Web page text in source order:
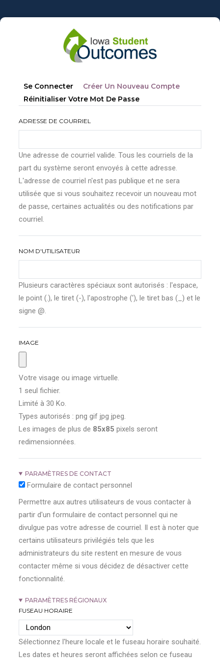
au
Onglets
principaux
Se Connecter Créer Un Nouveau Compte
Réinitialiser Votre Mot De Passe
ADRESSE DE COURRIEL
Une adresse de courriel valide. Tous les courriels de la
part du système seront envoyés à cette adresse.
L'adresse de courriel n'est pas publique et ne sera
utilisée que si vous souhaitez recevoir un nouveau mot
de passe, certaines actualités ou des notifications par
courriel.
NOM D'UTILISATEUR
Plusieurs caractères spéciaux sont autorisés : l'espace,
le point (.), le tiret (-), l'apostrophe ('), le tiret bas (_) et le
signe @.
IMAGE
Votre visage ou image virtuelle.
1 seul fichier.
Limité à 30 Ko.
Types autorisés : png gif jpg jpeg.
Les images de plus de 85x85 pixels seront
redimensionnées.
PARAMÈTRES DE CONTACT
Formulaire de contact personnel
Permettre aux autres utilisateurs de vous contacter à
partir d'un formulaire de contact personnel qui ne
divulgue pas votre adresse de courriel. Il est à noter que
certains utilisateurs privilégiés tels que les
administrateurs du site restent en mesure de vous
contacter même si vous décidez de désactiver cette
fonctionnalité.
PARAMÈTRES RÉGIONAUX
FUSEAU HORAIRE
Sélectionnez l'heure locale et le fuseau horaire souhaité.
Les dates et heures seront affichées selon ce fuseau